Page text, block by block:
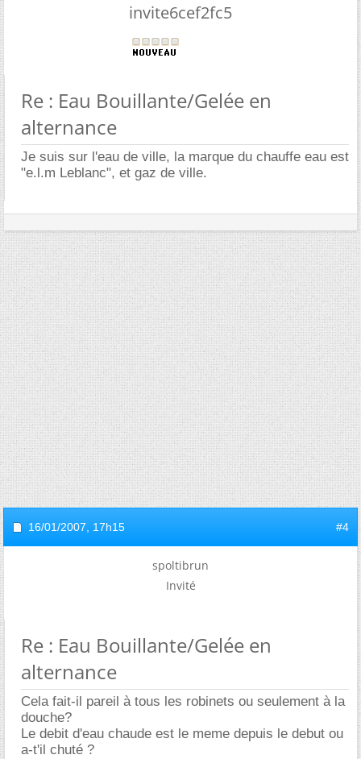
invite6cef2fc5
Re : Eau Bouillante/Gelée en
alternance
Je suis sur l'eau de ville, la marque du chauffe eau est
"e.l.m Leblanc", et gaz de ville.
16/01/2007, 17h15 #4
spoltibrun
Invité
Re : Eau Bouillante/Gelée en
alternance
Cela fait-il pareil à tous les robinets ou seulement à la
douche?
Le debit d'eau chaude est le meme depuis le debut ou
a-t'il chuté ?